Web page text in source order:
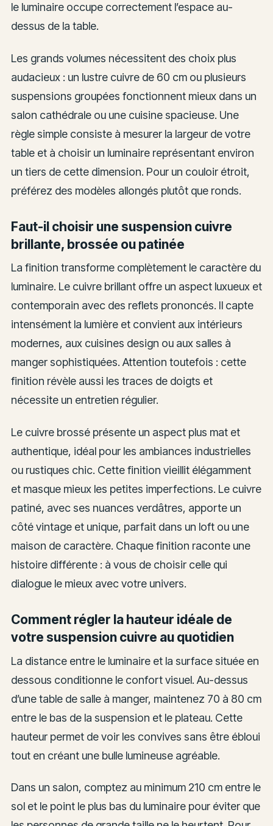
le luminaire occupe correctement l’espace au-
dessus de la table.
Les grands volumes nécessitent des choix plus
audacieux : un lustre cuivre de 60 cm ou plusieurs
suspensions groupées fonctionnent mieux dans un
salon cathédrale ou une cuisine spacieuse. Une
règle simple consiste à mesurer la largeur de votre
table et à choisir un luminaire représentant environ
un tiers de cette dimension. Pour un couloir étroit,
préférez des modèles allongés plutôt que ronds.
Faut-il choisir une suspension cuivre
brillante, brossée ou patinée
La finition transforme complètement le caractère du
luminaire. Le cuivre brillant offre un aspect luxueux et
contemporain avec des reflets prononcés. Il capte
intensément la lumière et convient aux intérieurs
modernes, aux cuisines design ou aux salles à
manger sophistiquées. Attention toutefois : cette
finition révèle aussi les traces de doigts et
nécessite un entretien régulier.
Le cuivre brossé présente un aspect plus mat et
authentique, idéal pour les ambiances industrielles
ou rustiques chic. Cette finition vieillit élégamment
et masque mieux les petites imperfections. Le cuivre
patiné, avec ses nuances verdâtres, apporte un
côté vintage et unique, parfait dans un loft ou une
maison de caractère. Chaque finition raconte une
histoire différente : à vous de choisir celle qui
dialogue le mieux avec votre univers.
Comment régler la hauteur idéale de
votre suspension cuivre au quotidien
La distance entre le luminaire et la surface située en
dessous conditionne le confort visuel. Au-dessus
d’une table de salle à manger, maintenez 70 à 80 cm
entre le bas de la suspension et le plateau. Cette
hauteur permet de voir les convives sans être ébloui
tout en créant une bulle lumineuse agréable.
Dans un salon, comptez au minimum 210 cm entre le
sol et le point le plus bas du luminaire pour éviter que